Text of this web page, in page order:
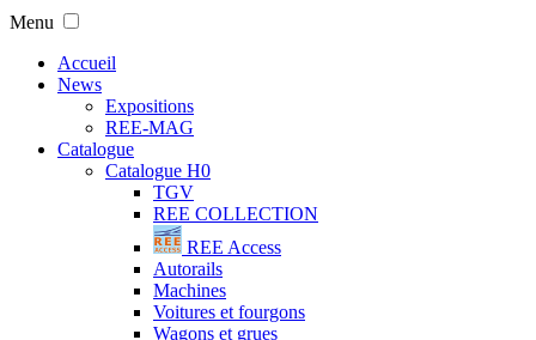
Menu
Accueil
News
Expositions
REE-MAG
Catalogue
Catalogue H0
TGV
REE COLLECTION
REE Access
Autorails
Machines
Voitures et fourgons
Wagons et grues